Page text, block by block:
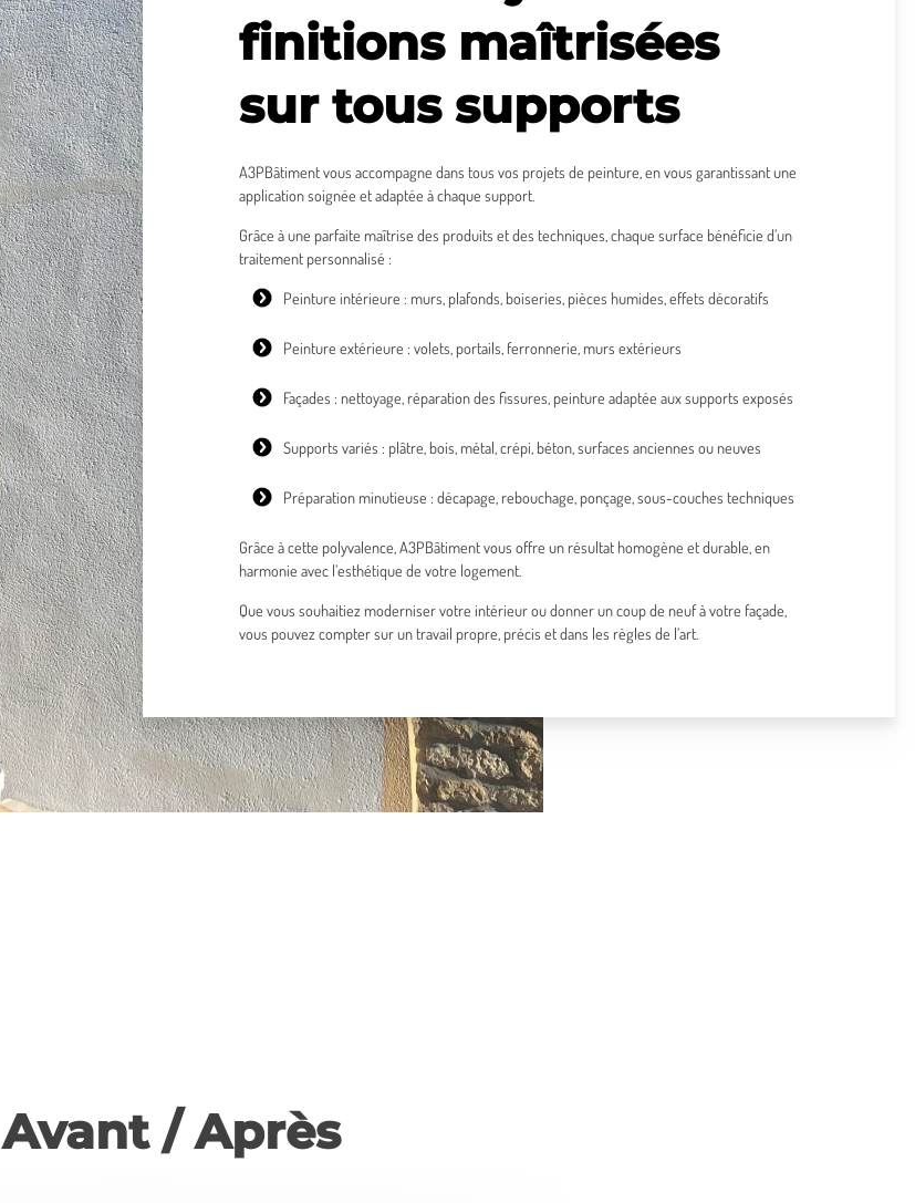
finitions maîtrisées
sur tous supports
A3PBâtiment vous accompagne dans tous vos projets de peinture, en vous garantissant une
application soignée et adaptée à chaque support.
Grâce à une parfaite maîtrise des produits et des techniques, chaque surface bénéficie d’un
traitement personnalisé :
Peinture intérieure : murs, plafonds, boiseries, pièces humides, effets décoratifs
Peinture extérieure : volets, portails, ferronnerie, murs extérieurs
Façades : nettoyage, réparation des fissures, peinture adaptée aux supports exposés
Supports variés : plâtre, bois, métal, crépi, béton, surfaces anciennes ou neuves
Préparation minutieuse : décapage, rebouchage, ponçage, sous-couches techniques
Grâce à cette polyvalence, A3PBâtiment vous offre un résultat homogène et durable, en
harmonie avec l’esthétique de votre logement.
Que vous souhaitiez moderniser votre intérieur ou donner un coup de neuf à votre façade,
vous pouvez compter sur un travail propre, précis et dans les règles de l’art.
Avant / Après